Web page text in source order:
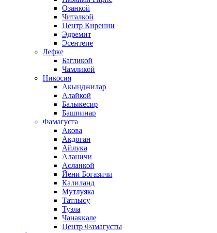
Озанкой
Читалкой
Центр Кирении
Эдремит
Эсентепе
Лефке
Багликой
Чамликой
Никосия
Акынджилар
Алайкой
Балыкесир
Башпинар
Фамагуста
Акова
Акдоган
Айлука
Аланичи
Асланкой
Йени Богазичи
Калиланд
Мутлуяка
Татлысу
Тузла
Чанаккале
Центр Фамагусты